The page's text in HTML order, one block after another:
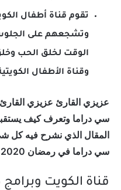
تقوم قناة أطفال
وتشجعهم على
الوقت لخلق الحب وخلق
وقناة الأطفال
عزيزي القارئ عزيزي
سي دراما وتعرف كيف
المقال الذي نشرح فيه كل
سي دراما في رمضان 2020 وكيفية توصيل القناة بجهازك.
قناة الكويت وبرامج